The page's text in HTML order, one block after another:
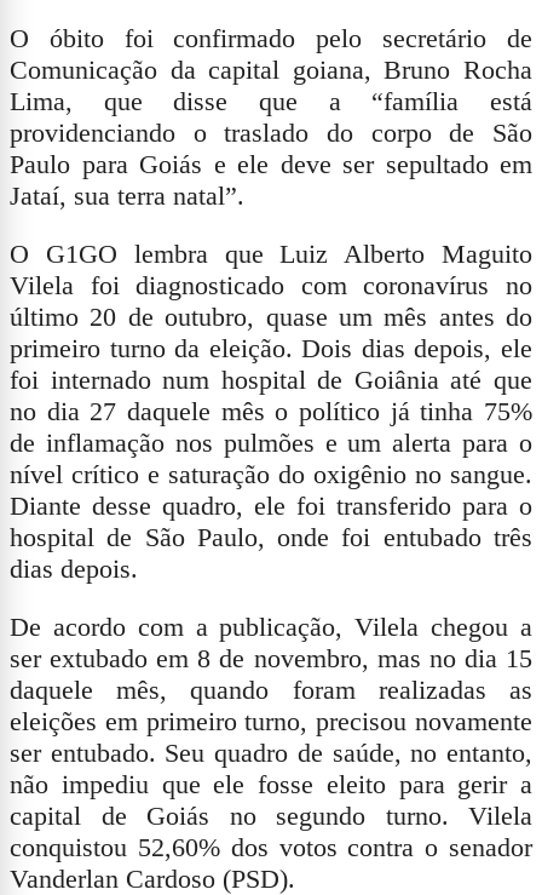
O óbito foi confirmado pelo secretário de
Comunicação da capital goiana, Bruno Rocha
Lima, que disse que a “família está
providenciando o traslado do corpo de São
Paulo para Goiás e ele deve ser sepultado em
Jataí, sua terra natal”.
O G1GO lembra que Luiz Alberto Maguito
Vilela foi diagnosticado com coronavírus no
último 20 de outubro, quase um mês antes do
primeiro turno da eleição. Dois dias depois, ele
foi internado num hospital de Goiânia até que
no dia 27 daquele mês o político já tinha 75%
de inflamação nos pulmões e um alerta para o
nível crítico e saturação do oxigênio no sangue.
Diante desse quadro, ele foi transferido para o
hospital de São Paulo, onde foi entubado três
dias depois.
De acordo com a publicação, Vilela chegou a
ser extubado em 8 de novembro, mas no dia 15
daquele mês, quando foram realizadas as
eleições em primeiro turno, precisou novamente
ser entubado. Seu quadro de saúde, no entanto,
não impediu que ele fosse eleito para gerir a
capital de Goiás no segundo turno. Vilela
conquistou 52,60% dos votos contra o senador
Vanderlan Cardoso (PSD).